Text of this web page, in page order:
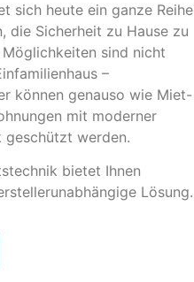
sich heute ein ganze Reihe
die Sicherheit zu Hause zu
sind nicht
–
können genauso wie Miet-
mit moderner
geschützt werden.
bietet Ihnen
Lösung.